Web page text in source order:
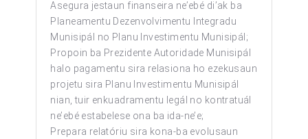
Asegura jestaun finanseira ne’ebé di’ak ba
Planeamentu Dezenvolvimentu Integradu
Munisipál no Planu Investimentu Munisipál;
Propoin ba Prezidente Autoridade Munisipál
halo pagamentu sira relasiona ho ezekusaun
projetu sira Planu Investimentu Munisipál
nian, tuir enkuadramentu legál no kontratuál
ne’ebé estabelese ona ba ida-ne’e;
Prepara relatóriu sira kona-ba evolusaun